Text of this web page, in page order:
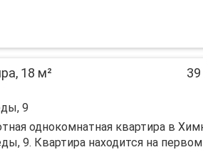
18 м²
9
однокомнатная квартира в
9. Квартира находится на первом